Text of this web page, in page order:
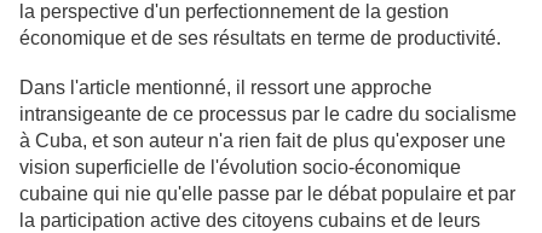
la perspective d'un perfectionnement de la gestion
économique et de ses résultats en terme de productivité.
Dans l'article mentionné, il ressort une approche
intransigeante de ce processus par le cadre du socialisme
à Cuba, et son auteur n'a rien fait de plus qu'exposer une
vision superficielle de l'évolution socio-économique
cubaine qui nie qu'elle passe par le débat populaire et par
la participation active des citoyens cubains et de leurs